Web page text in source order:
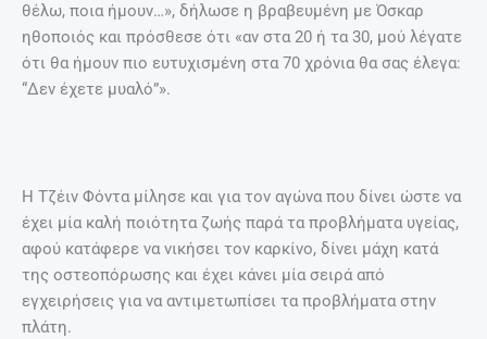
θέλω, ποια ήμουν…», δήλωσε η βραβευμένη με Όσκαρ
ηθοποιός και πρόσθεσε ότι «αν στα 20 ή τα 30, μού λέγατε
ότι θα ήμουν πιο ευτυχισμένη στα 70 χρόνια θα σας έλεγα:
“Δεν έχετε μυαλό”».
Η Τζέιν Φόντα μίλησε και για τον αγώνα που δίνει ώστε να
έχει μία καλή ποιότητα ζωής παρά τα προβλήματα υγείας,
αφού κατάφερε να νικήσει τον καρκίνο, δίνει μάχη κατά
της οστεοπόρωσης και έχει κάνει μία σειρά από
εγχειρήσεις για να αντιμετωπίσει τα προβλήματα στην
πλάτη.